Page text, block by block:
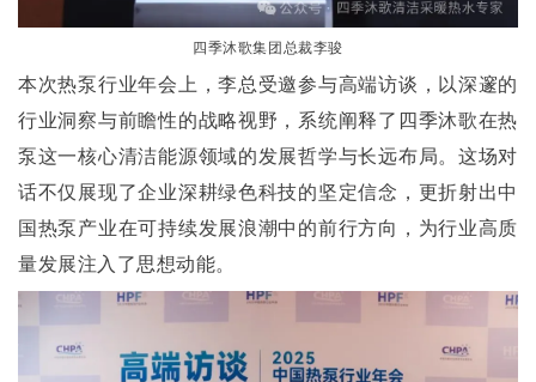
四季沐歌集团总裁李骏
本次热泵行业年会上，李总受邀参与高端访谈，以深邃的
行业洞察与前瞻性的战略视野，系统阐释了四季沐歌在热
泵这一核心清洁能源领域的发展哲学与长远布局。这场对
话不仅展现了企业深耕绿色科技的坚定信念，更折射出中
国热泵产业在可持续发展浪潮中的前行方向，为行业高质
量发展注入了思想动能。